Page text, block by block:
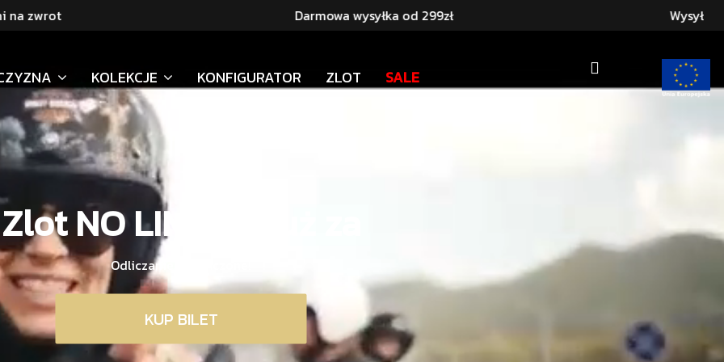
Darmowa wysyłka od 299zł Wysyłka w max 3
KOLEKCJE KONFIGURATOR ZLOT SALE
Zlot NO LIMITSS już za
Odliczanie zakończone!
KUP BILET